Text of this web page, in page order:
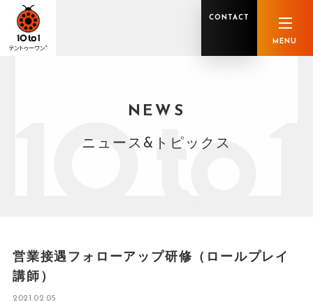
税理士業務
社会保険労務士業務 不動産鑑定士業務 行政書士業務
私たちの軌跡 グループ概要
CONTACT
MENU
NEWS
ニュース&トピックス
営業接遇フォローアップ研修（ロールプレイ
講師）
2021.02.05